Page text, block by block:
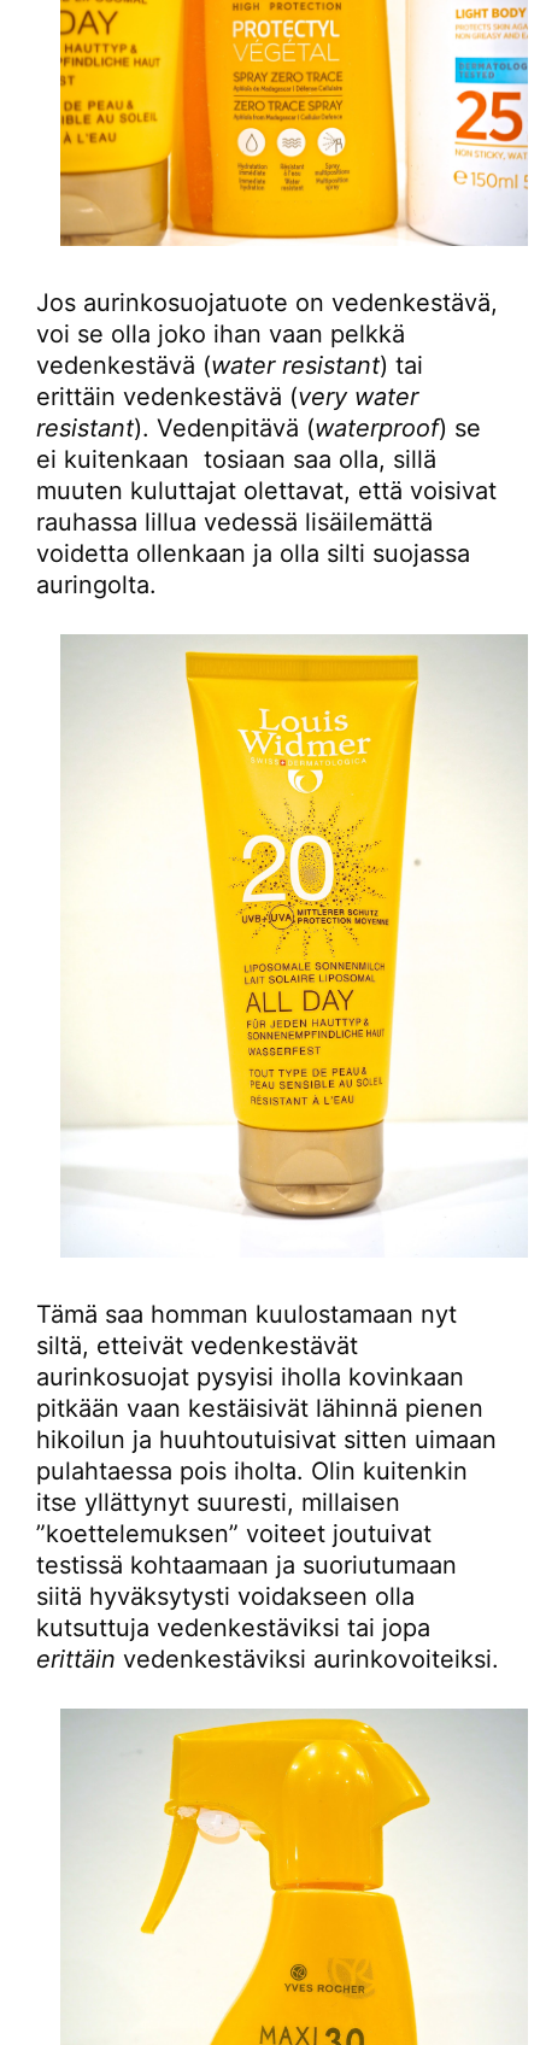
Jos aurinkosuojatuote on vedenkestävä,
voi se olla joko ihan vaan pelkkä
vedenkestävä (water resistant) tai
erittäin vedenkestävä (very water
resistant). Vedenpitävä (waterproof) se
ei kuitenkaan tosiaan saa olla, sillä
muuten kuluttajat olettavat, että voisivat
rauhassa lillua vedessä lisäilemättä
voidetta ollenkaan ja olla silti suojassa
auringolta.
Tämä saa homman kuulostamaan nyt
siltä, etteivät vedenkestävät
aurinkosuojat pysyisi iholla kovinkaan
pitkään vaan kestäisivät lähinnä pienen
hikoilun ja huuhtoutuisivat sitten uimaan
pulahtaessa pois iholta. Olin kuitenkin
itse yllättynyt suuresti, millaisen
”koettelemuksen” voiteet joutuivat
testissä kohtaamaan ja suoriutumaan
siitä hyväksytysti voidakseen olla
kutsuttuja vedenkestäviksi tai jopa
erittäin vedenkestäviksi aurinkovoiteiksi.